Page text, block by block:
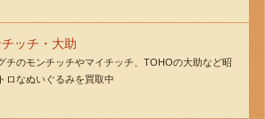
ッチ・大助
チのモンチッチやマイチッチ、TOHOの大助など昭
ロなぬいぐるみを買取中